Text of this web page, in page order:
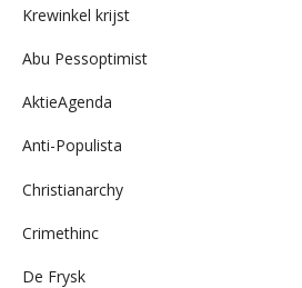
Krewinkel krijst
Abu Pessoptimist
AktieAgenda
Anti-Populista
Christianarchy
Crimethinc
De Frysk